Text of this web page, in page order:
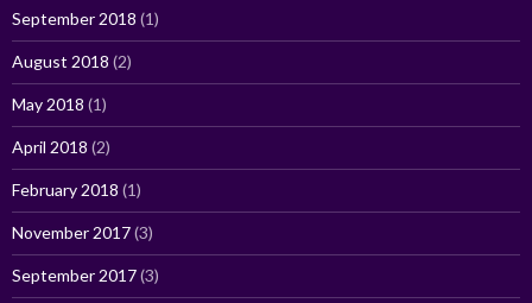
September 2018 (1)
August 2018 (2)
May 2018 (1)
April 2018 (2)
February 2018 (1)
November 2017(3)
September 2017(3)